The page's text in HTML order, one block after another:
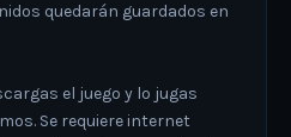
quedarán guardados en
el juego y lo jugas
Se requiere internet